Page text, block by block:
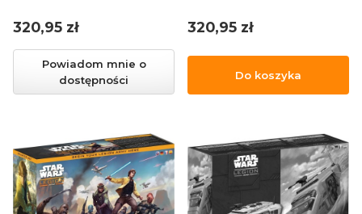
Cena
320,95 zł
Powiadom mnie o
dostępności
Cena
320,95 zł
Do koszyka